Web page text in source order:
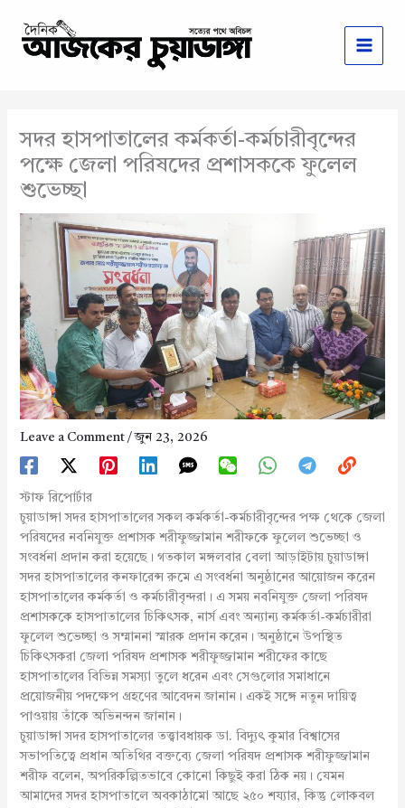
content
সদর হাসপাতালের কর্মকর্তা-কর্মচারীবৃন্দের
পক্ষে জেলা পরিষদের প্রশাসককে ফুলেল
শুভেচ্ছা
Leave a Comment /জুন 23, 2026
স্টাফ রিপোর্টার
চুয়াডাঙ্গা সদর হাসপাতালের সকল কর্মকর্তা-কর্মচারীবৃন্দের পক্ষ থেকে জেলা
পরিষদের নবনিযুক্ত প্রশাসক শরীফুজ্জামান শরীফকে ফুলেল শুভেচ্ছা ও
সংবর্ধনা প্রদান করা হয়েছে। গতকাল মঙ্গলবার বেলা আড়াইটায় চুয়াডাঙ্গা
সদর হাসপাতালের কনফারেন্স রুমে এ সংবর্ধনা অনুষ্ঠানের আয়োজন করেন
হাসপাতালের কর্মকর্তা ও কর্মচারীবৃন্দরা। এ সময় নবনিযুক্ত জেলা পরিষদ
প্রশাসককে হাসপাতালের চিকিৎসক, নার্স এবং অন্যান্য কর্মকর্তা-কর্মচারীরা
ফুলেল শুভেচ্ছা ও সম্মাননা স্মারক প্রদান করেন। অনুষ্ঠানে উপস্থিত
চিকিৎসকরা জেলা পরিষদ প্রশাসক শরীফুজ্জামান শরীফের কাছে
হাসপাতালের বিভিন্ন সমস্যা তুলে ধরেন এবং সেগুলোর সমাধানে
প্রয়োজনীয় পদক্ষেপ গ্রহণের আবেদন জানান। একই সঙ্গে নতুন দায়িত্ব
পাওয়ায় তাঁকে অভিনন্দন জানান।
চুয়াডাঙ্গা সদর হাসপাতালের তত্ত্বাবধায়ক ডা. বিদ্যুৎ কুমার বিশ্বাসের
সভাপতিত্বে প্রধান অতিথির বক্তব্যে জেলা পরিষদ প্রশাসক শরীফুজ্জামান
শরীফ বলেন, অপরিকল্পিতভাবে কোনো কিছুই করা ঠিক নয়। যেমন
আমাদের সদর হাসপাতালে অবকাঠামো আছে ২৫০ শয্যার, কিন্তু লোকবল